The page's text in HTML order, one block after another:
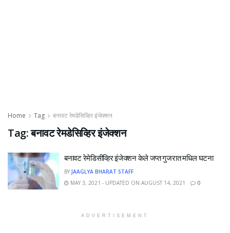
Home Tag बनावट रेमडेसिव्हिर इंजेक्शन
Tag:बनावट रेमडेसिव्हिर इंजेक्शन
बनावट रेमेडिसीव्हिर इंजेक्शन केले जप्त गुजरात मधिल घटना
BY JAAGLYA BHARAT STAFF
MAY 3, 2021 - UPDATED ON AUGUST 14, 2021
0
ADVERTISEMENT